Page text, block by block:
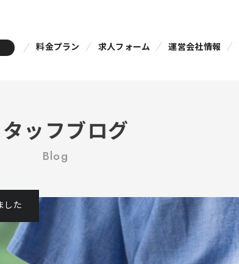
料金プラン 求人フォーム 運営会社情報
ッフブログ
Blog
した